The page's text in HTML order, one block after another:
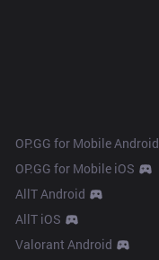
OP.GG for Mobile Android
OP.GG for Mobile iOS
AllT Android
AllT iOS
Valorant Android